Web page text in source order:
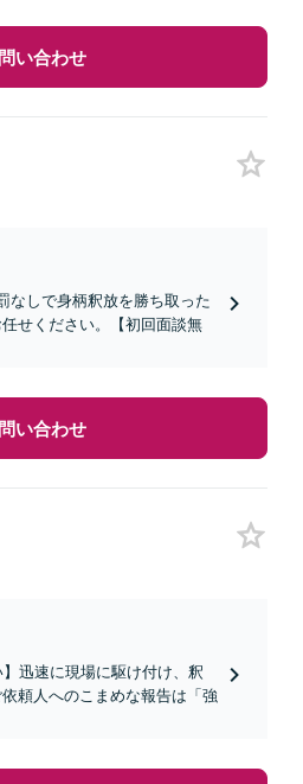
い合わせ
なしで身柄釈放を勝ち取った
せください。【初回面談無
い合わせ
迅速に現場に駆け付け、釈
頼人へのこまめな報告は「強